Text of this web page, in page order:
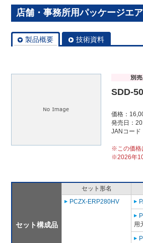
店舗・事務所用パッケージエ
製品概要 技術資料
SDD-
価格：
発売日：
JANコー
※この価格
※2026年
セット構成品
セット形名
PCZX-ERP280HV
用